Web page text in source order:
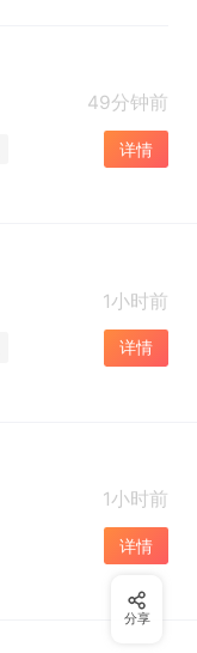
49分钟前
详情
1小时前
详情
1小时前
详情
分享